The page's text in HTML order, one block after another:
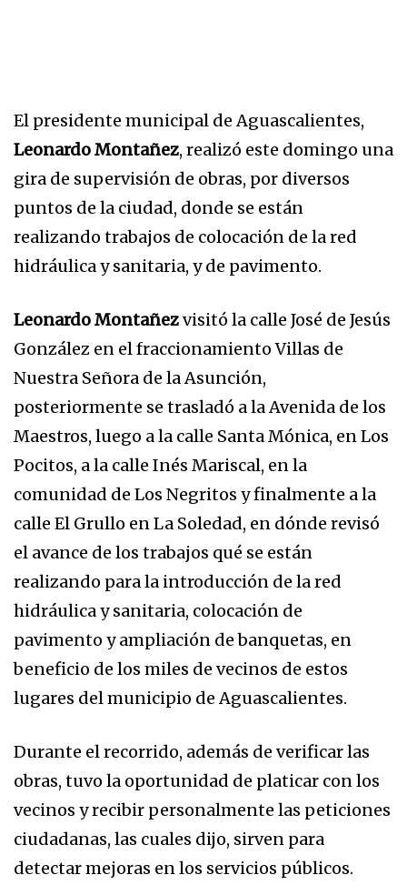
El presidente municipal de Aguascalientes,
Leonardo Montañez, realizó este domingo una
gira de supervisión de obras, por diversos
puntos de la ciudad, donde se están
realizando trabajos de colocación de la red
hidráulica y sanitaria, y de pavimento.
Leonardo Montañezvisitó la calle José de Jesús
González en el fraccionamiento Villas de
Nuestra Señora de la Asunción,
posteriormente se trasladó a la Avenida de los
Maestros, luego a la calle Santa Mónica, en Los
Pocitos, a la calle Inés Mariscal, en la
comunidad de Los Negritos y finalmente a la
calle El Grullo en La Soledad, en dónde revisó
el avance de los trabajos qué se están
realizando para la introducción de la red
hidráulica y sanitaria, colocación de
pavimento y ampliación de banquetas, en
beneficio de los miles de vecinos de estos
lugares del municipio de Aguascalientes.
Durante el recorrido, además de verificar las
obras, tuvo la oportunidad de platicar con los
vecinos y recibir personalmente las peticiones
ciudadanas, las cuales dijo, sirven para
detectar mejoras en los servicios públicos.